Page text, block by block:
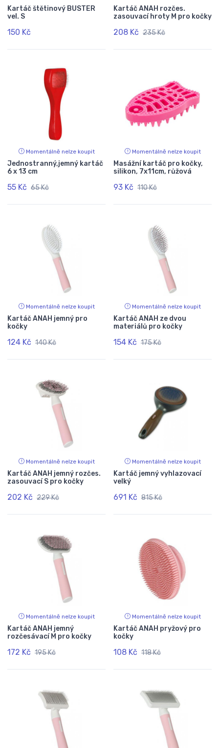
Kartáč štětinový BUSTER
vel. S
150 Kč
Kartáč ANAH rozčes.
zasouvací hroty M pro kočky
208 Kč 235 Kč
Momentálně nelze koupit
Jednostranný,jemný kartáč
6 x 13 cm
55 Kč 65 Kč
Momentálně nelze koupit
Masážní kartáč pro kočky,
silikon, 7x11cm, růžová
93 Kč 110 Kč
Momentálně nelze koupit
Kartáč ANAH jemný pro
kočky
124 Kč 140 Kč
Momentálně nelze koupit
Kartáč ANAH ze dvou
materiálů pro kočky
154 Kč 175 Kč
Momentálně nelze koupit
Kartáč ANAH jemný rozčes.
zasouvací S pro kočky
202 Kč 229 Kč
Momentálně nelze koupit
Kartáč jemný vyhlazovací
velký
691 Kč 815 Kč
Momentálně nelze koupit
Kartáč ANAH jemný
rozčesávací M pro kočky
172 Kč 195 Kč
Momentálně nelze koupit
Kartáč ANAH pryžový pro
kočky
108 Kč 118 Kč